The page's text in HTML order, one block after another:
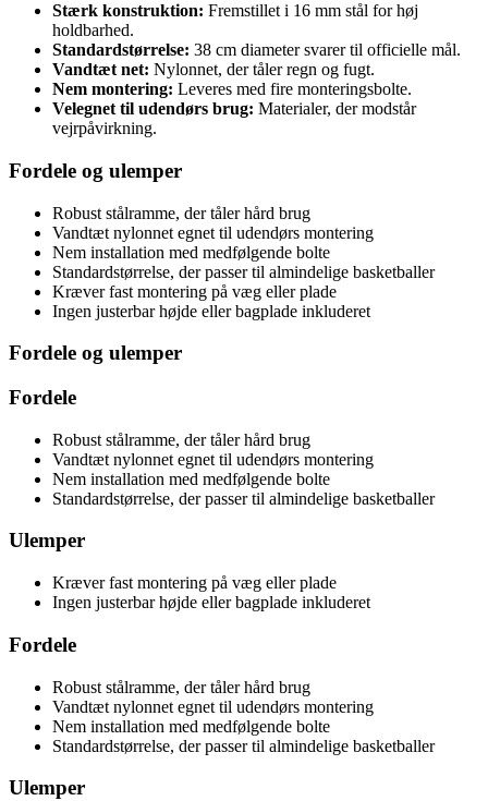
Stærk konstruktion: Fremstillet i 16 mm stål for høj
holdbarhed.
Standardstørrelse: 38 cm diameter svarer til officielle mål.
Vandtæt net: Nylonnet, der tåler regn og fugt.
Nem montering: Leveres med fire monteringsbolte.
Velegnet til udendørs brug: Materialer, der modstår
vejrpåvirkning.
Fordele og ulemper
Robust stålramme, der tåler hård brug
Vandtæt nylonnet egnet til udendørs montering
Nem installation med medfølgende bolte
Standardstørrelse, der passer til almindelige basketballer
Kræver fast montering på væg eller plade
Ingen justerbar højde eller bagplade inkluderet
Fordele og ulemper
Fordele
Robust stålramme, der tåler hård brug
Vandtæt nylonnet egnet til udendørs montering
Nem installation med medfølgende bolte
Standardstørrelse, der passer til almindelige basketballer
Ulemper
Kræver fast montering på væg eller plade
Ingen justerbar højde eller bagplade inkluderet
Fordele
Robust stålramme, der tåler hård brug
Vandtæt nylonnet egnet til udendørs montering
Nem installation med medfølgende bolte
Standardstørrelse, der passer til almindelige basketballer
Ulemper